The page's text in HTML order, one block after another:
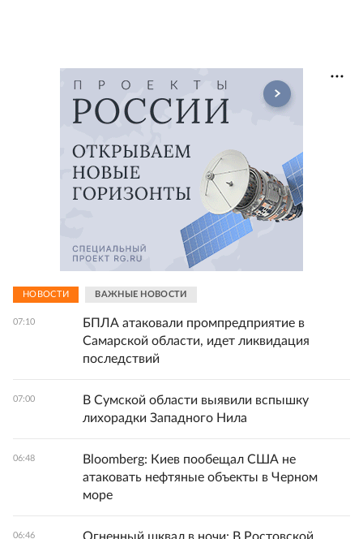
НОВОСТИ ВАЖНЫЕ НОВОСТИ
07:10
БПЛА атаковали промпредприятие в
Самарской области, идет ликвидация
последствий
07:00
В Сумской области выявили вспышку
лихорадки Западного Нила
06:48
Bloomberg: Киев пообещал США не
атаковать нефтяные объекты в Черном
море
06:46
Огненный шквал в ночи: В Ростовской